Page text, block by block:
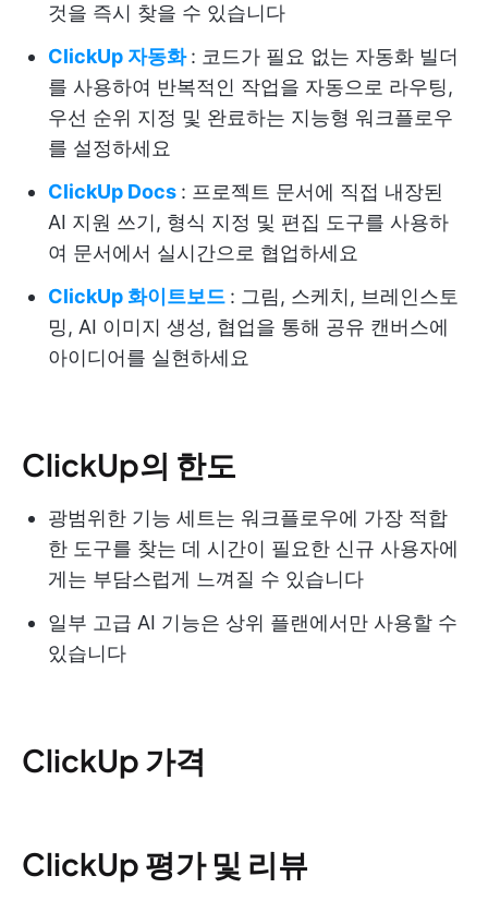
것을 즉시 찾을 수 있습니다
ClickUp 자동화 : 코드가 필요 없는 자동화 빌더
를 사용하여 반복적인 작업을 자동으로 라우팅,
우선 순위 지정 및 완료하는 지능형 워크플로우
를 설정하세요
ClickUp Docs : 프로젝트 문서에 직접 내장된
AI 지원 쓰기, 형식 지정 및 편집 도구를 사용하
여 문서에서 실시간으로 협업하세요
ClickUp 화이트보드 : 그림, 스케치, 브레인스토
밍, AI 이미지 생성, 협업을 통해 공유 캔버스에
아이디어를 실현하세요
ClickUp의 한도
광범위한 기능 세트는 워크플로우에 가장 적합
한 도구를 찾는 데 시간이 필요한 신규 사용자에
게는 부담스럽게 느껴질 수 있습니다
일부 고급 AI 기능은 상위 플랜에서만 사용할 수
있습니다
ClickUp 가격
ClickUp 평가 및 리뷰